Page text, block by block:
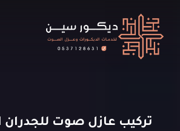
المحتوى
تركيب عازل صوت